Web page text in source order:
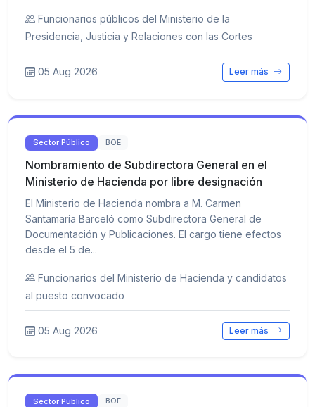
Funcionarios públicos del Ministerio de la
Presidencia, Justicia y Relaciones con las Cortes
05 Aug 2026 Leer más
Sector Público BOE
Nombramiento de Subdirectora General en el
Ministerio de Hacienda por libre designación
El Ministerio de Hacienda nombra a M. Carmen
Santamaría Barceló como Subdirectora General de
Documentación y Publicaciones. El cargo tiene efectos
desde el 5 de...
Funcionarios del Ministerio de Hacienda y candidatos
al puesto convocado
05 Aug 2026 Leer más
Sector Público BOE